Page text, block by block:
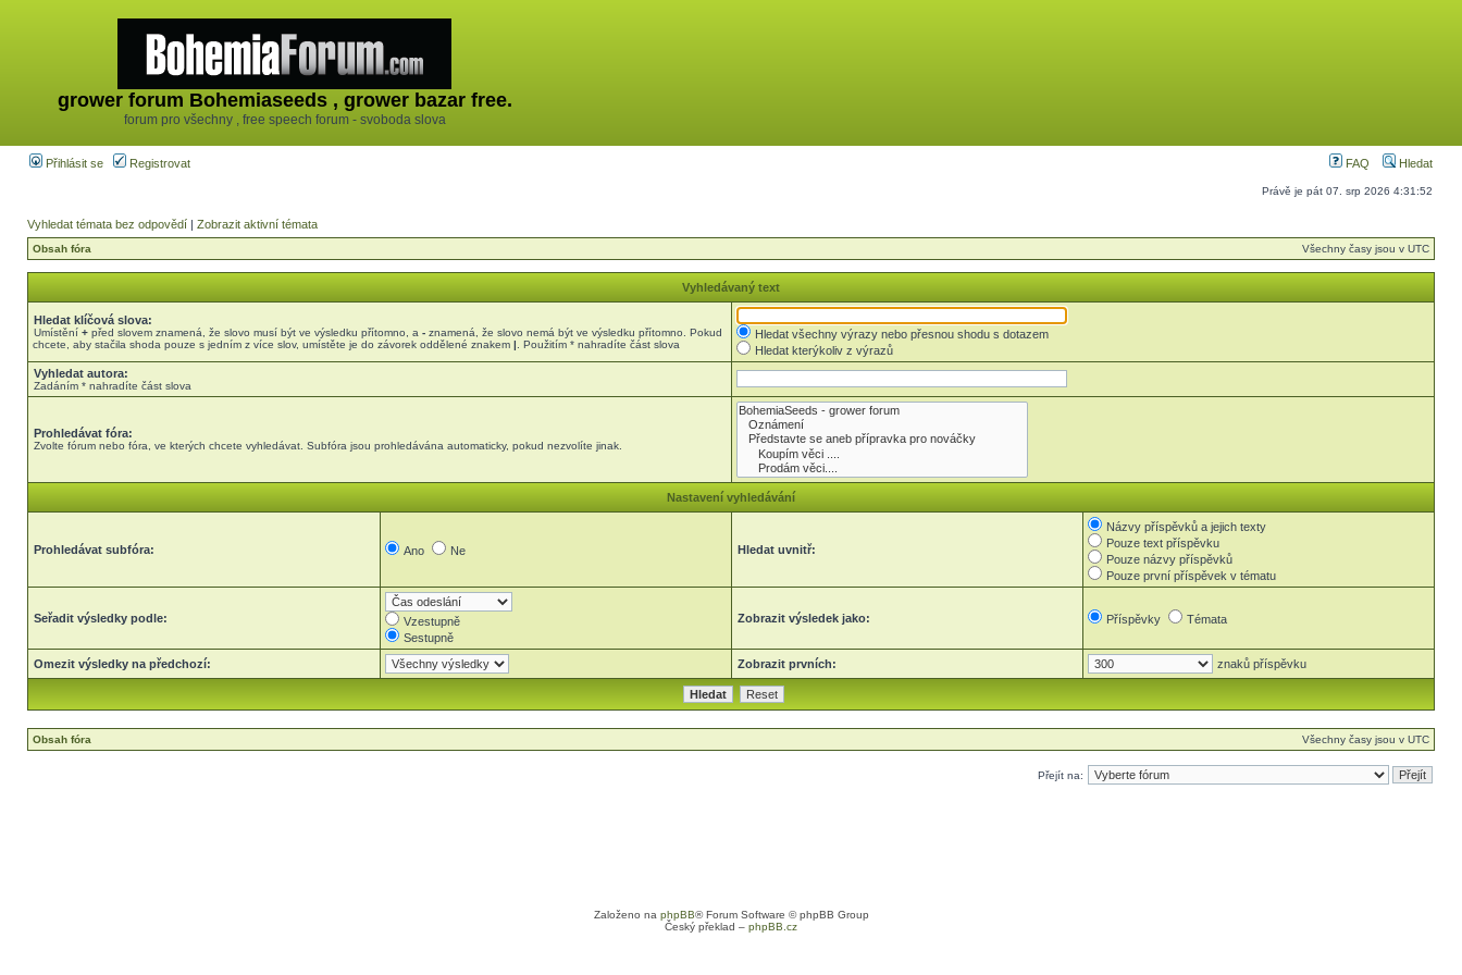
grower forum Bohemiaseeds , grower bazar free.
forum pro všechny , free speech forum - svoboda slova
Přihlásit se Registrovat FAQ Hledat
Právě je pát 07. srp 2026 4:31:52
Vyhledat témata bez odpovědí | Zobrazit aktivní témata
Obsah fóra Všechny časy jsou v UTC
Vyhledávaný text
Hledat klíčová slova:
Umístění + před slovem znamená, že slovo musí být ve výsledku přítomno, a - znamená, že slovo nemá být ve výsledku přítomno. Pokud
chcete, aby stačila shoda pouze s jedním z více slov, umístěte je do závorek oddělené znakem | . Použitím * nahradíte část slova
Hledat všechny výrazy nebo přesnou shodu s dotazem
Hledat kterýkoliv z výrazů
Vyhledat autora:
Zadáním * nahradíte část slova
Prohledávat fóra:
Zvolte fórum nebo fóra, ve kterých chcete vyhledávat. Subfóra jsou prohledávána automaticky, pokud nezvolíte jinak.
Nastavení vyhledávání
Prohledávat subfóra: Ano Ne Hledat uvnitř:
Názvy příspěvků a jejich texty
Pouze text příspěvku
Pouze názvy příspěvků
Pouze první příspěvek v tématu
Seřadit výsledky podle:
Vzestupně
Sestupně
Zobrazit výsledek jako: Příspěvky Témata
Omezit výsledky na předchozí: Zobrazit prvních: znaků příspěvku
Obsah fóra Všechny časy jsou v UTC
Přejít na:
Založeno na phpBB® Forum Software © phpBB Group
Český překlad – phpBB.cz